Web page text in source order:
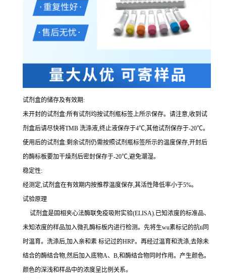
试剂盒的储存及有效期:
未开封的试剂盒:所有试剂均按试剂瓶标签上所示保存。请注意,收到试
剂盒后请尽快将TMB 洗涤液,终止液保存于4℃,其他试剂保存于-20℃。
使用后的试剂盒:剩余试剂仍需按照试剂瓶标签所示的温度保存,开封后
的酶标板要加干燥剂后密封保存于-20℃,避免潮湿。
稳定性:
经测定,试剂盒在有效期内按推荐温度保存,其活性降低率小于5%。
试验原理
试剂盒是固相夹心法酶联免疫吸附实验(ELISA).已知浓度的标准品、
未知浓度的样品加入微孔酶标板内进行检测。先将生wu素标记的抗ti 同
时温育。洗涤后,加入亲和素 标记过的HRP。再经过温育和洗涤,去除未
结合的酶结合物,然后加入底物A、B,和酶结合物同时作用。产生颜色。
颜色的深浅和样品中的浓度呈比例关系。